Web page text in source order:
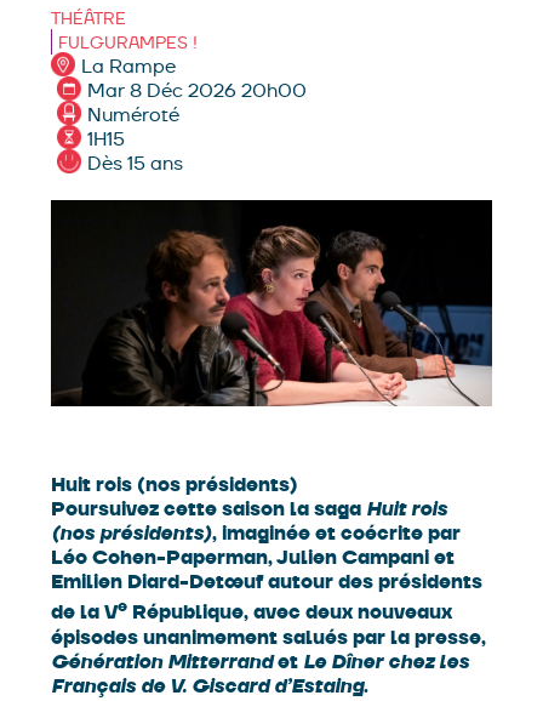
THÉÂTRE
FULGURAMPES !
La Rampe
Mar 8 Déc 2026 20h00
Numéroté
1H15
Dès 15 ans
Huit rois (nos présidents)
Poursuivez cette saison la saga Huit rois
(nos présidents), imaginée et coécrite par
Léo Cohen-Paperman, Julien Campani et
Emilien Diard-Detœuf autour des présidents
de la Ve République, avec deux nouveaux
épisodes unanimement salués par la presse,
Génération Mitterrandet Le Dîner chez les
Français de V. Giscard d’Estaing.